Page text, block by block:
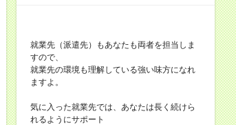
就業先（派遣先）もあなたも両者を担当しま
すので、
就業先の環境も理解している強い味方になれ
ますよ。
気に入った就業先では、あなたは長く続けら
れるようにサポート